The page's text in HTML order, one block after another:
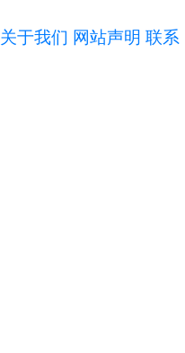
关于我们 网站声明 联系